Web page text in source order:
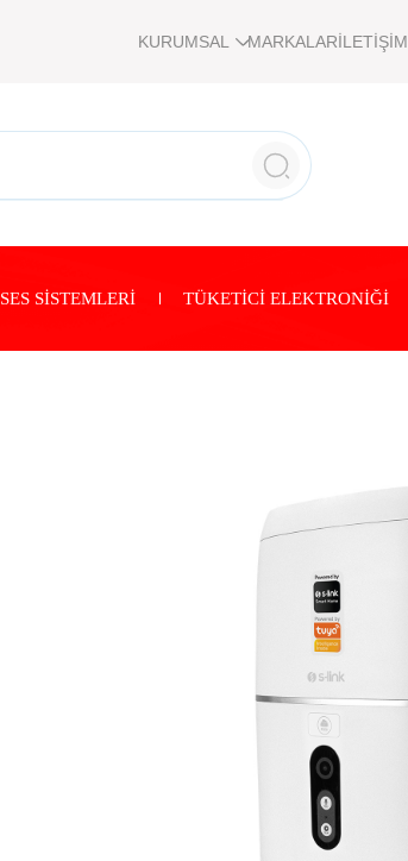
KURUMSAL MARKALARİLETİŞİM
SES SİSTEMLERİ TÜKETİCİ ELEKTRONİĞİ